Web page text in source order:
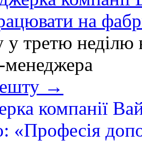
на
третю неділю
→